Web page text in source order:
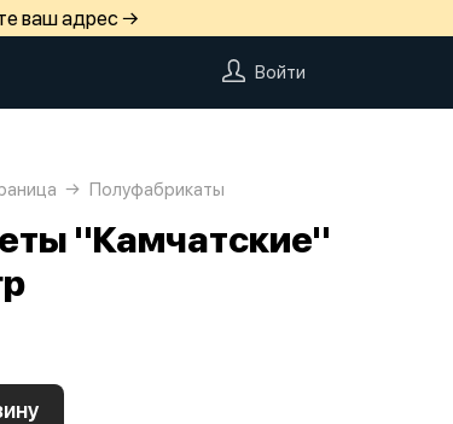
ваш адрес →
Войти
Полуфабрикаты
"Камчатские"